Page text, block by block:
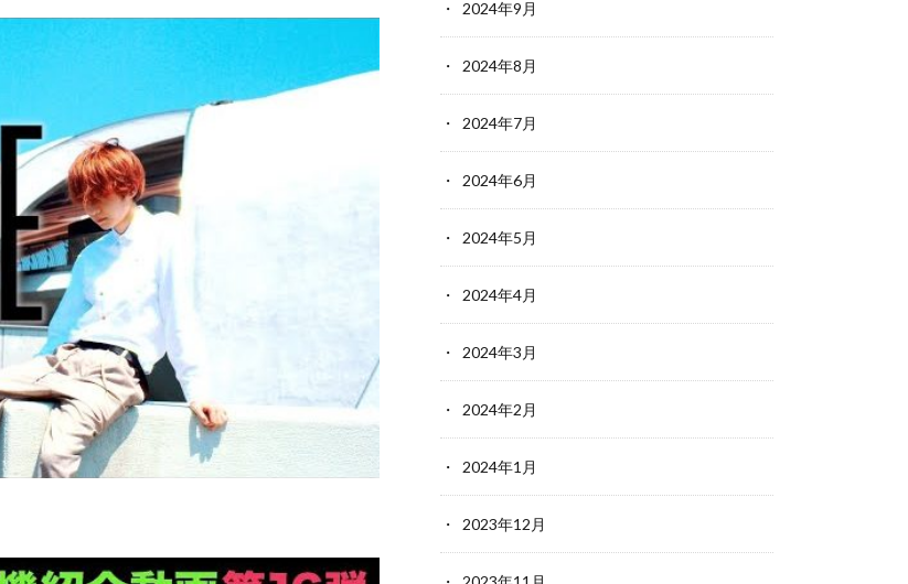
2024年9月
2024年8月
2024年7月
2024年6月
2024年5月
2024年4月
2024年3月
2024年2月
2024年1月
2023年12月